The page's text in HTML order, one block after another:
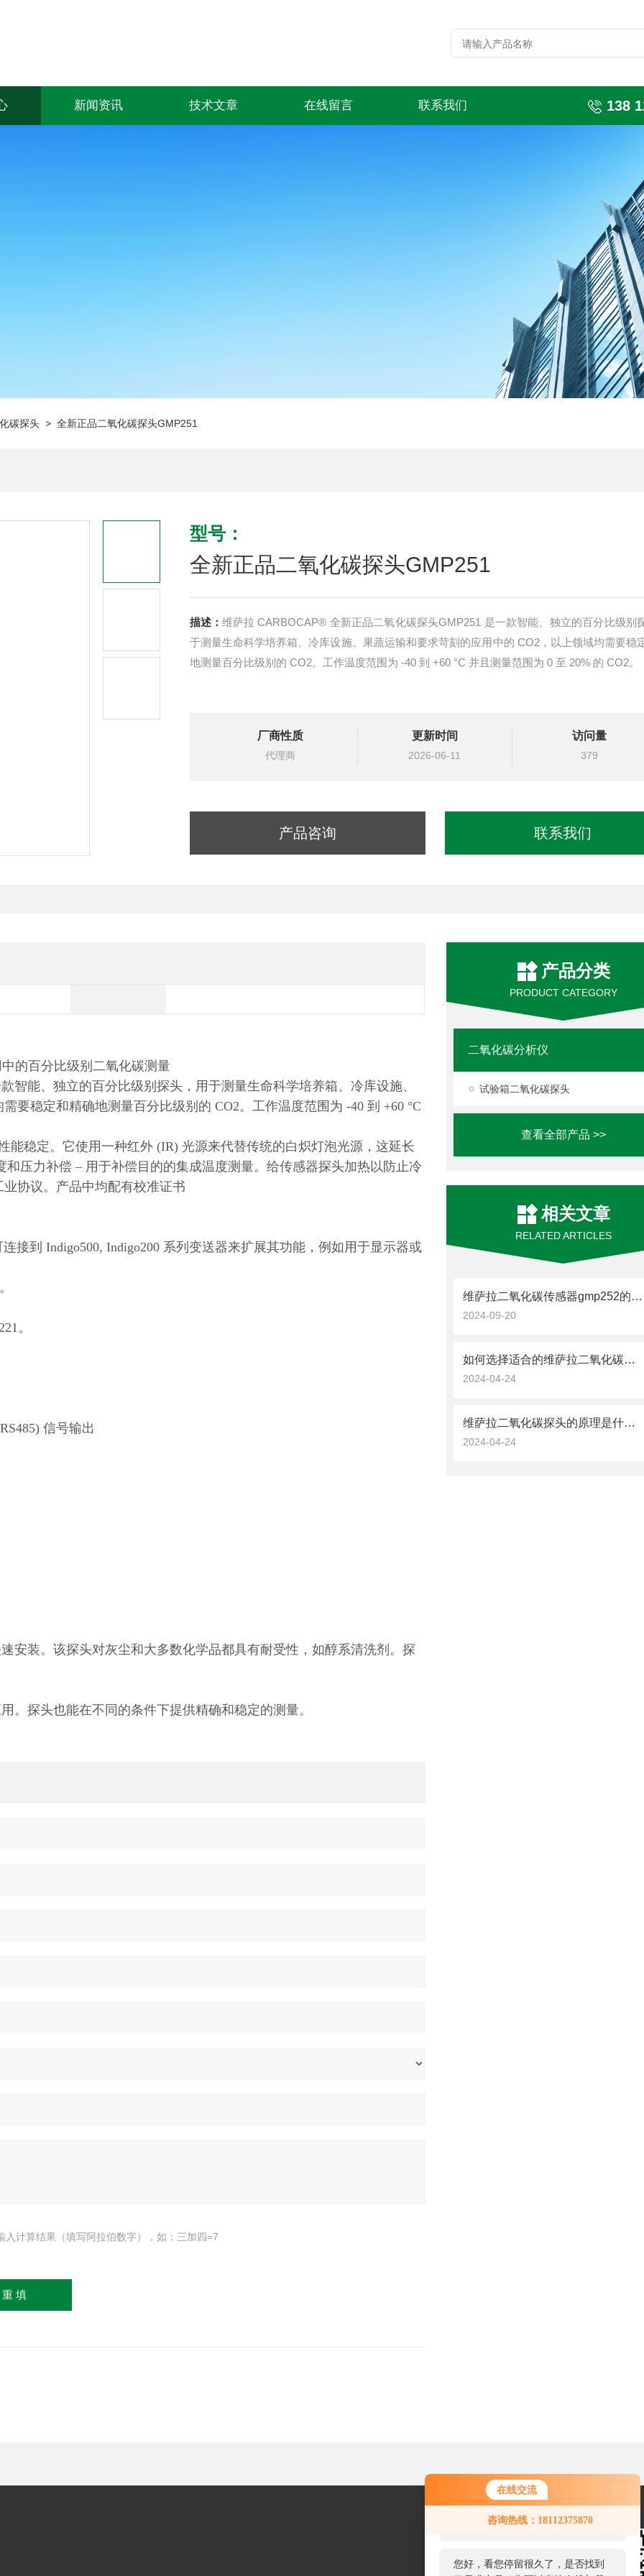
在线交流
咨询热线：18112375870
服务，请问您要咨询什么问题呢？
您好，看您停留很久了，是否找到
新闻资讯 技术文章 在线留言 联系我们 138
碳探头 > 全新正品二氧化碳探头GMP251
型号：
全新正品二氧化碳探头GMP251
描述： 维萨拉 CARBOCAP® 全新正品二氧化碳探头GMP251 是一款智能、独立的百分比级别
于测量生命科学培养箱、冷库设施、果蔬运输和要求苛刻的应用中的 CO2，以上领域均需要稳
地测量百分比级别的 CO2。工作温度范围为 -40 到 +60 °C 并且测量范围为 0 至 20% 的 CO2。
厂商性质
代理商
更新时间
2026-06-11
访问量
379
产品咨询 联系我们
产品分类
PRODUCT CATEGORY
二氧化碳分析仪
试验箱二氧化碳探头
查看全部产品 >>
相关文章
RELATED ARTICLES
维萨拉二氧化碳传感器gmp252的数据处理与分析技术
2024-09-20
如何选择适合的维萨拉二氧化碳探头？
2024-04-24
维萨拉二氧化碳探头的原理是什么？
2024-04-24
的百分比级别二氧化碳测量
智能、独立的百分比级别探头，用于测量生命科学培养箱、冷库设施、
要稳定和精确地测量百分比级别的 CO2。工作温度范围为 -40 到 +60 °C
能稳定。它使用一种红外 (IR) 光源来代替传统的白炽灯泡光源，这延长
和压力补偿 – 用于补偿目的的集成温度测量。给传感器探头加热以防止冷
业协议。产品中均配有校准证书
接到 Indigo500, Indigo200 系列变送器来扩展其功能，例如用于显示器或
。
信号输出
安装。该探头对灰尘和大多数化学品都具有耐受性，如醇系清洗剂。探
。探头也能在不同的条件下提供精确和稳定的测量。
入计算结果（填写阿拉伯数字），如：三加四=7